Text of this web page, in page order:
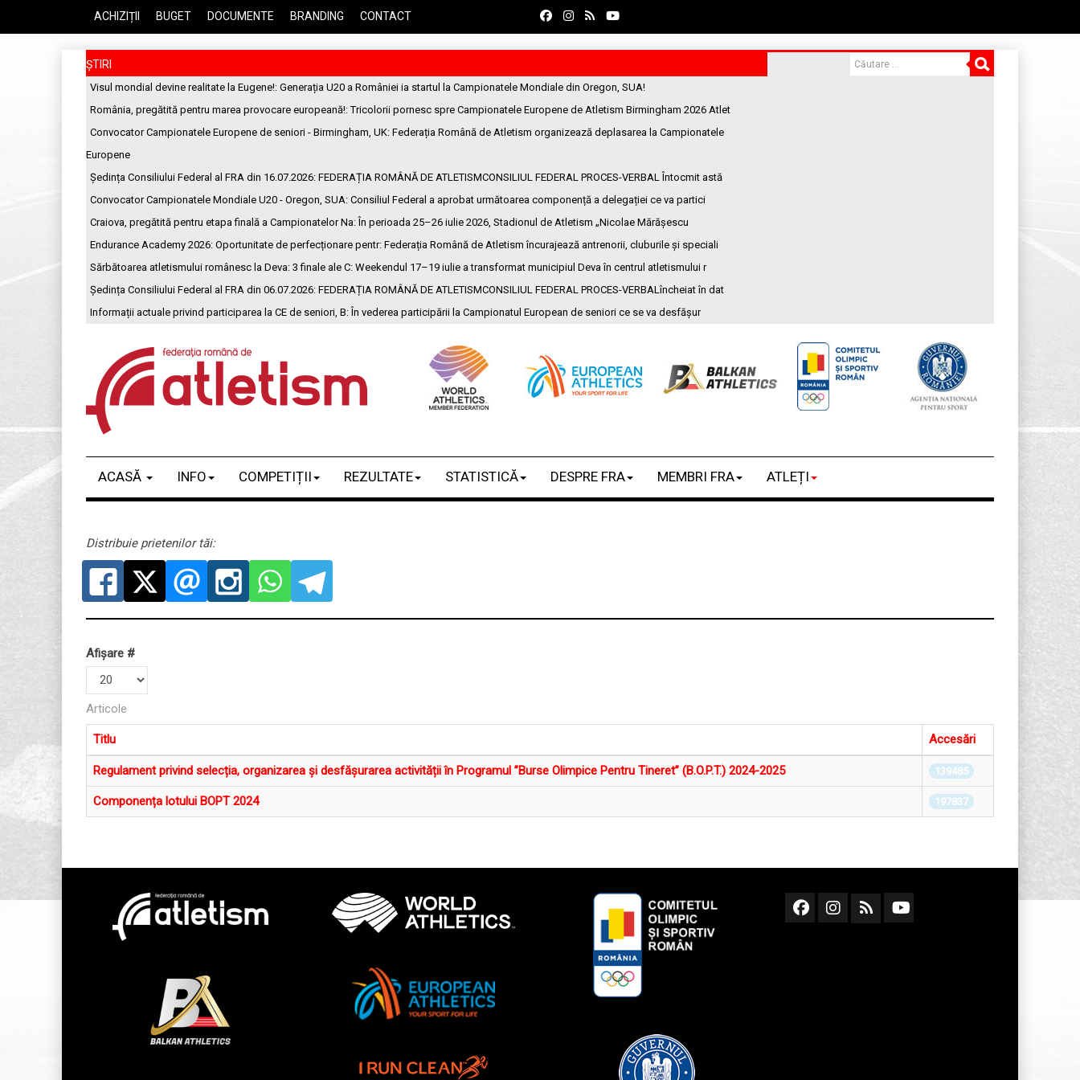
ACHIZIȚII BUGET DOCUMENTE BRANDING CONTACT
ȘTIRI
Visul mondial devine realitate la Eugene!: Generația U20 a României ia startul la Campionatele Mondiale din Oregon, SUA!
România, pregătită pentru marea provocare europeană!: Tricolorii pornesc spre Campionatele Europene de Atletism Birmingham 2026 Atlet
Convocator Campionatele Europene de seniori - Birmingham, UK: Federația Română de Atletism organizează deplasarea la Campionatele
Europene
Ședința Consiliului Federal al FRA din 16.07.2026: FEDERAȚIA ROMÂNĂ DE ATLETISMCONSILIUL FEDERAL PROCES-VERBAL Întocmit astă
Convocator Campionatele Mondiale U20 - Oregon, SUA: Consiliul Federal a aprobat următoarea componență a delegației ce va partici
Craiova, pregătită pentru etapa finală a Campionatelor Na: În perioada 25–26 iulie 2026, Stadionul de Atletism „Nicolae Mărășescu
Endurance Academy 2026: Oportunitate de perfecționare pentr: Federația Română de Atletism încurajează antrenorii, cluburile și speciali
Sărbătoarea atletismului românesc la Deva: 3 finale ale C: Weekendul 17–19 iulie a transformat municipiul Deva în centrul atletismului r
Ședința Consiliului Federal al FRA din 06.07.2026: FEDERAȚIA ROMÂNĂ DE ATLETISMCONSILIUL FEDERAL PROCES-VERBALîncheiat în dat
Informații actuale privind participarea la CE de seniori, B: În vederea participării la Campionatul European de seniori ce se va desfășur
ACASĂ INFO COMPETIȚII REZULTATE STATISTICĂ DESPRE FRA MEMBRI FRA ATLEȚI
Distribuie prietenilor tăi:
Afișare #
Articole
Titlu Accesări
Regulament privind selecția, organizarea și desfășurarea activității în Programul ”Burse Olimpice Pentru Tineret” (B.O.P.T.) 2024-2025 139485
Componența lotului BOPT 2024 197837